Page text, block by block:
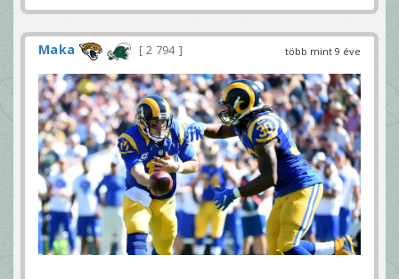
több mint 9 éve
Maka 2 794